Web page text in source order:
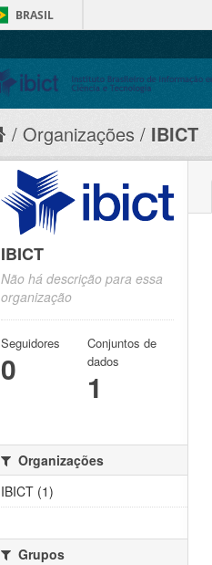
BRASIL
Organizações IBICT
IBICT
Não há descrição para essa
organização
Seguidores
0
Conjuntos de
dados
1
Organizações
IBICT (1)
Grupos